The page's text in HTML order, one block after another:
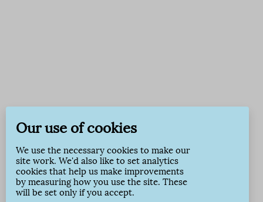
Our use of cookies
We use the necessary cookies to make our
site work. We'd also like to set analytics
cookies that help us make improvements
by measuring how you use the site. These
will be set only if you accept.